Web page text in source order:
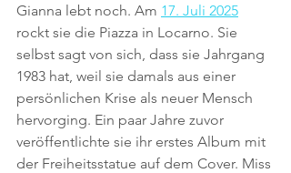
Gianna lebt noch. Am 17. Juli 2025
rockt sie die Piazza in Locarno. Sie
selbst sagt von sich, dass sie Jahrgang
1983 hat, weil sie damals aus einer
persönlichen Krise als neuer Mensch
hervorging. Ein paar Jahre zuvor
veröffentlichte sie ihr erstes Album mit
der Freiheitsstatue auf dem Cover. Miss